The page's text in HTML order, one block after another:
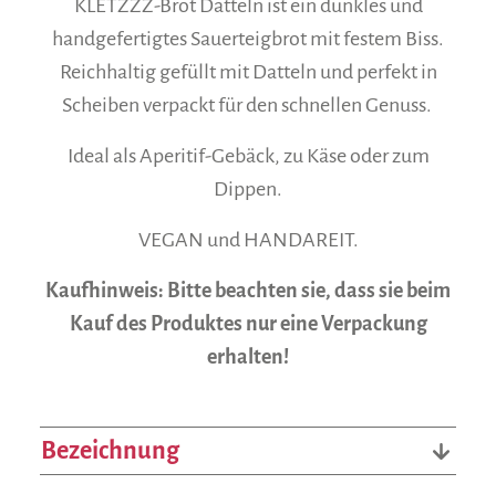
KLETZZZ-Brot Datteln ist ein dunkles und
handgefertigtes Sauerteigbrot mit festem Biss.
Reichhaltig gefüllt mit Datteln und perfekt in
Scheiben verpackt für den schnellen Genuss.
Ideal als Aperitif-Gebäck, zu Käse oder zum
Dippen.
VEGAN und HANDAREIT.
Kaufhinweis: Bitte beachten sie, dass sie beim
Kauf des Produktes nur eine Verpackung
erhalten!
Bezeichnung